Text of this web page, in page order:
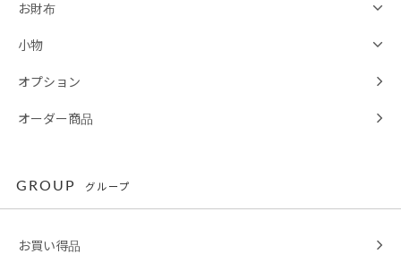
お財布
小物
オプション
オーダー商品
GROUP グループ
お買い得品